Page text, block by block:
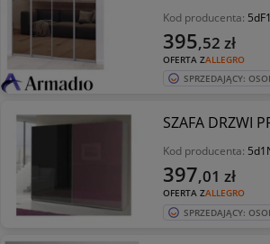
Kod producenta:
OFERTA ZALLEGRO
395,52 zł
SPRZEDAJĄCY:
SZAFA DRZWI
Kod producenta:
OFERTA ZALLEGRO
397,01 zł
SPRZEDAJĄCY: